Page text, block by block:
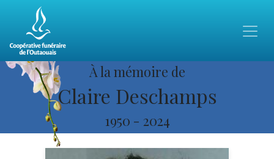
À la mémoire de
Claire Deschamps
1950 - 2024